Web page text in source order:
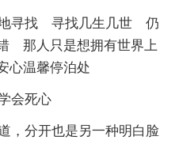
寻找 寻找几生几世 仍
那人只是想拥有世界上
温馨停泊处
会死心
分开也是另一种明白脸